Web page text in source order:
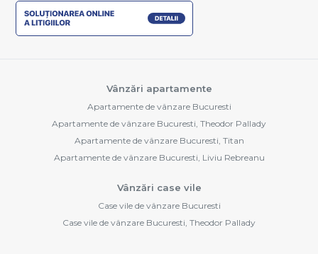
Vânzări apartamente
Apartamente de vânzare Bucuresti
Apartamente de vânzare Bucuresti, Theodor Pallady
Apartamente de vânzare Bucuresti, Titan
Apartamente de vânzare Bucuresti, Liviu Rebreanu
Vânzări case vile
Case vile de vânzare Bucuresti
Case vile de vânzare Bucuresti, Theodor Pallady